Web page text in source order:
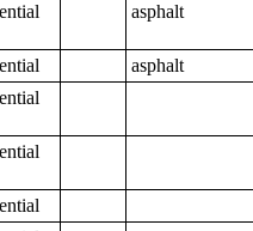
asphalt
asphalt